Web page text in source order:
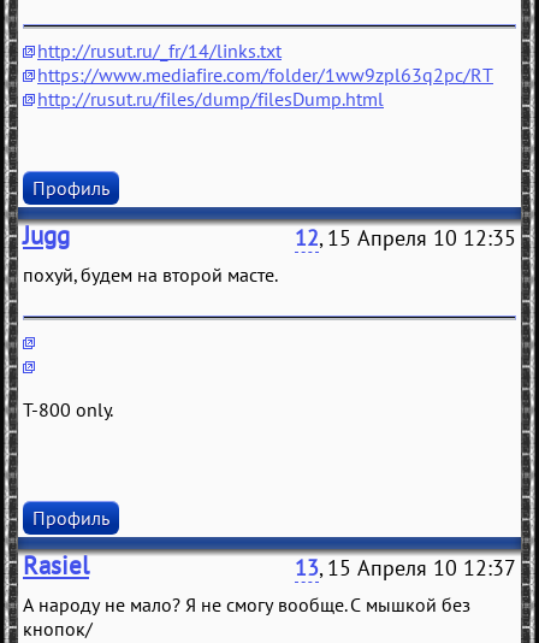
http://rusut.ru/_fr/14/links.txt
https://www.mediafire.com/folder/1ww9zpl63q2pc/RT
http://rusut.ru/files/dump/filesDump.html
Профиль
Jugg 12, 15 Апреля 10 12:35
похуй, будем на второй масте.
T-800 only.
Профиль
Rasiel 13, 15 Апреля 10 12:37
А народу не мало? Я не смогу вообще. С мышкой без
кнопок/